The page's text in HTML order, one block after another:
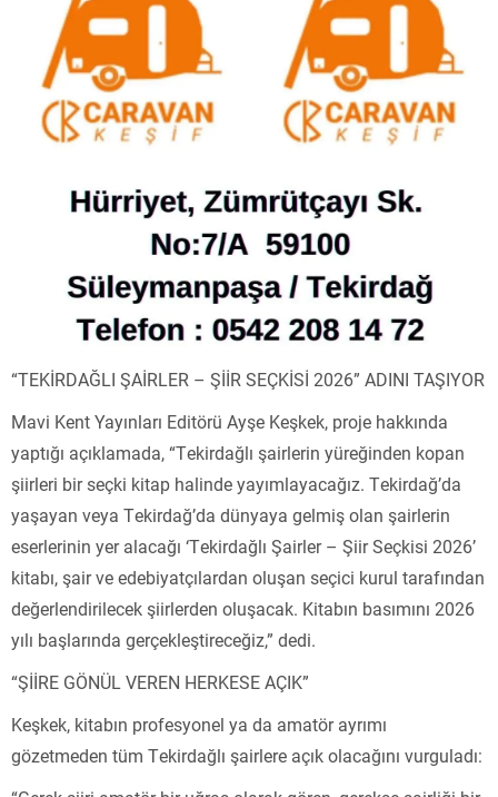
“TEKİRDAĞLI ŞAİRLER – ŞİİR SEÇKİSİ 2026” ADINI TAŞIYOR
Mavi Kent Yayınları Editörü Ayşe Keşkek, proje hakkında
yaptığı açıklamada, “Tekirdağlı şairlerin yüreğinden kopan
şiirleri bir seçki kitap halinde yayımlayacağız. Tekirdağ’da
yaşayan veya Tekirdağ’da dünyaya gelmiş olan şairlerin
eserlerinin yer alacağı ‘Tekirdağlı Şairler – Şiir Seçkisi 2026’
kitabı, şair ve edebiyatçılardan oluşan seçici kurul tarafından
değerlendirilecek şiirlerden oluşacak. Kitabın basımını 2026
yılı başlarında gerçekleştireceğiz,” dedi.
“ŞİİRE GÖNÜL VEREN HERKESE AÇIK”
Keşkek, kitabın profesyonel ya da amatör ayrımı
gözetmeden tüm Tekirdağlı şairlere açık olacağını vurguladı: